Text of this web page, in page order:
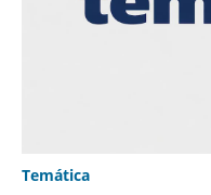
Temática